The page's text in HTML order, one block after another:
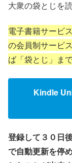
大衆の袋とじを
電子書籍サービ
の会員制サービ
ば「袋とじ」ま
Kindle
登録して３０日
で自動更新を停